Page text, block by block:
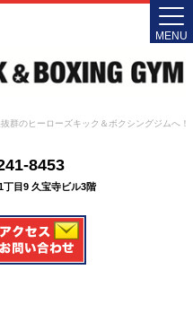
群のヒーローズキック＆ボクシングジムへ！
8453
目9 久宝寺ビル3階
MENU